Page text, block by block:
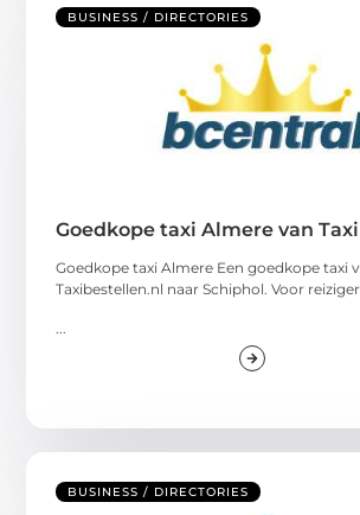
BUSINESS / DIRECTORIES
Goedkope taxi Almere van
Goedkope taxi Almere Een goedkope taxi
Taxibestellen.nl naar Schiphol. Voor
BUSINESS / DIRECTORIES